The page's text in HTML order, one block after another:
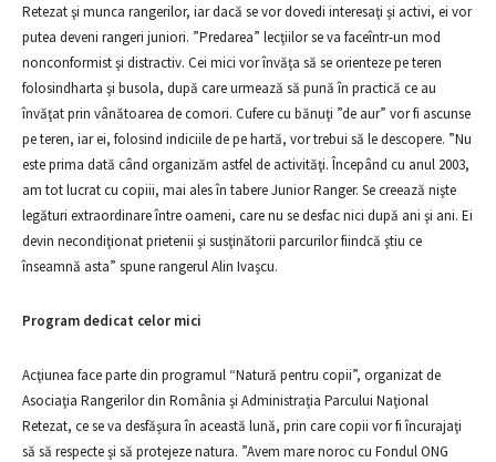
Retezat şi munca rangerilor, iar dacă se vor dovedi interesaţi şi activi, ei vor
putea deveni rangeri juniori. ”Predarea” lecţiilor se va faceîntr-un mod
nonconformist şi distractiv. Cei mici vor învăţa să se orienteze pe teren
folosindharta şi busola, după care urmează să pună în practică ce au
învăţat prin vânătoarea de comori. Cufere cu bănuţi ”de aur” vor fi ascunse
pe teren, iar ei, folosind indiciile de pe hartă, vor trebui să le descopere. ”Nu
este prima dată când organizăm astfel de activităţi. Începând cu anul 2003,
am tot lucrat cu copiii, mai ales în tabere Junior Ranger. Se creează nişte
legături extraordinare între oameni, care nu se desfac nici după ani şi ani. Ei
devin necondiţionat prietenii şi susţinătorii parcurilor fiindcă ştiu ce
înseamnă asta” spune rangerul Alin Ivaşcu.
Program dedicat celor mici
Acţiunea face parte din programul “Natură pentru copii”, organizat de
Asociaţia Rangerilor din România şi Administraţia Parcului Naţional
Retezat, ce se va desfăşura în această lună, prin care copii vor fi încurajaţi
să să respecte şi să protejeze natura. ”Avem mare noroc cu Fondul ONG